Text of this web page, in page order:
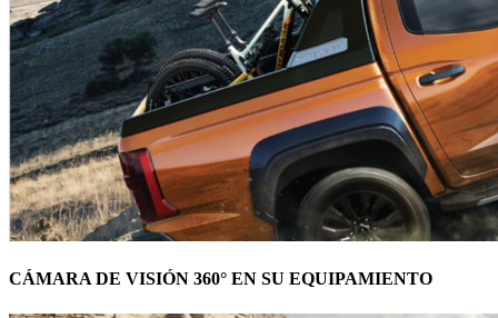
CÁMARA DE VISIÓN 360° EN SU EQUIPAMIENTO